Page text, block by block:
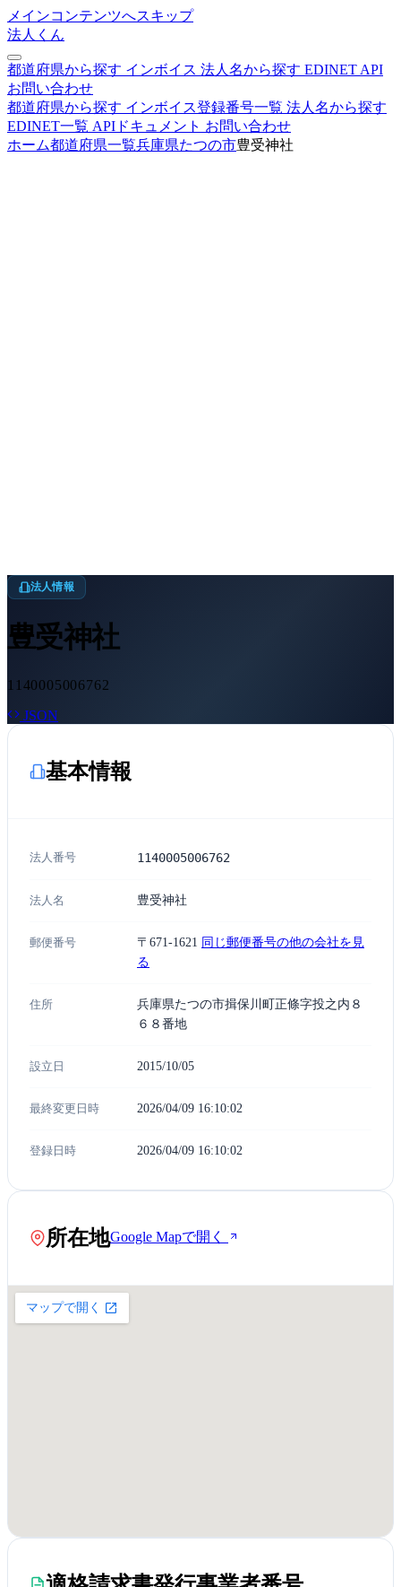
メインコンテンツへスキップ
法人くん
都道府県から探す インボイス 法人名から探す EDINET API
お問い合わせ
都道府県から探す インボイス登録番号一覧 法人名から探す
EDINET一覧 APIドキュメント お問い合わせ
ホーム都道府県一覧兵庫県たつの市豊受神社
法人情報
豊受神社
1140005006762
JSON
基本情報
法人番号 1140005006762
法人名 豊受神社
郵便番号 〒671-1621 同じ郵便番号の他の会社を見
る
住所
兵庫県たつの市揖保川町正條字投之内８
６８番地
設立日 2015/10/05
最終変更日時 2026/04/09 16:10:02
登録日時 2026/04/09 16:10:02
所在地Google Mapで開く